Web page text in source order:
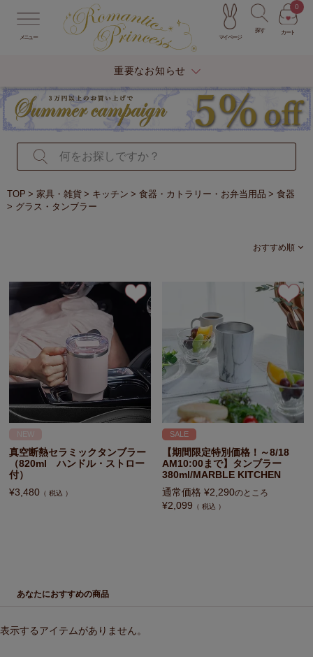
メニュー マイページ
探す カート
0
重要なお知らせ
TOP 家具・雑貨 キッチン 食器・カトラリー・お弁当用品
食器
グラス・タンブラー
おすすめ順
真空断熱セラミックタンブラー
（820ml ハンドル・ストロー
付）
¥3,480 税込
SALE
【期間限定特別価格！～8/18
AM10:00まで】タンブラー
380ml/MARBLE KITCHEN
通常価格 ¥2,290のところ
¥2,099 税込
あなたにおすすめの商品
表示するアイテムがありません。